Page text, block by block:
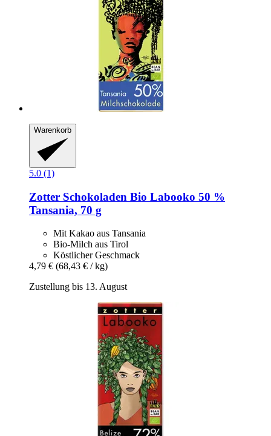
Warenkorb
5.0 (1)
Zotter Schokoladen Bio Labooko 50 %
Tansania, 70 g
Mit Kakao aus Tansania
Bio-Milch aus Tirol
Köstlicher Geschmack
4,79 € (68,43 € / kg)
Zustellung bis 13. August